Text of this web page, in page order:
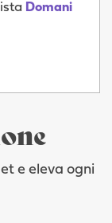
Domani
e eleva ogni